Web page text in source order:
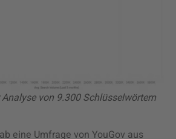
von 9.300 Schlüsselwörtern
eine Umfrage von YouGov aus